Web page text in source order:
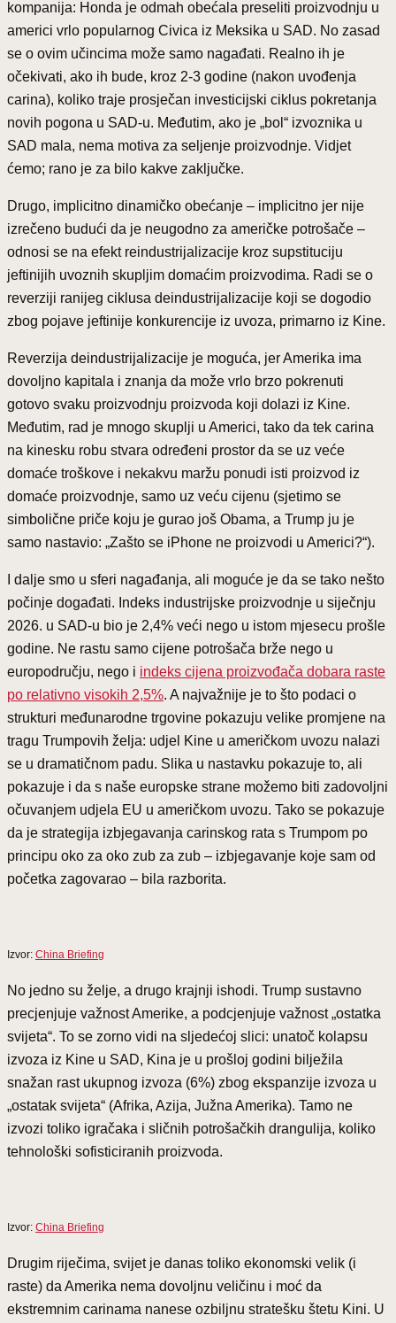
kompanija: Honda je odmah obećala preseliti proizvodnju u
americi vrlo popularnog Civica iz Meksika u SAD. No zasad
se o ovim učincima može samo nagađati. Realno ih je
očekivati, ako ih bude, kroz 2-3 godine (nakon uvođenja
carina), koliko traje prosječan investicijski ciklus pokretanja
novih pogona u SAD-u. Međutim, ako je „bol“ izvoznika u
SAD mala, nema motiva za seljenje proizvodnje. Vidjet
ćemo; rano je za bilo kakve zaključke.
Drugo, implicitno dinamičko obećanje – implicitno jer nije
izrečeno budući da je neugodno za američke potrošače –
odnosi se na efekt reindustrijalizacije kroz supstituciju
jeftinijih uvoznih skupljim domaćim proizvodima. Radi se o
reverziji ranijeg ciklusa deindustrijalizacije koji se dogodio
zbog pojave jeftinije konkurencije iz uvoza, primarno iz Kine.
Reverzija deindustrijalizacije je moguća, jer Amerika ima
dovoljno kapitala i znanja da može vrlo brzo pokrenuti
gotovo svaku proizvodnju proizvoda koji dolazi iz Kine.
Međutim, rad je mnogo skuplji u Americi, tako da tek carina
na kinesku robu stvara određeni prostor da se uz veće
domaće troškove i nekakvu maržu ponudi isti proizvod iz
domaće proizvodnje, samo uz veću cijenu (sjetimo se
simbolične priče koju je gurao još Obama, a Trump ju je
samo nastavio: „Zašto se iPhone ne proizvodi u Americi?“).
I dalje smo u sferi nagađanja, ali moguće je da se tako nešto
počinje događati. Indeks industrijske proizvodnje u siječnju
2026. u SAD-u bio je 2,4% veći nego u istom mjesecu prošle
godine. Ne rastu samo cijene potrošača brže nego u
europodručju, nego i indeks cijena proizvođača dobara raste
po relativno visokih 2,5%. A najvažnije je to što podaci o
strukturi međunarodne trgovine pokazuju velike promjene na
tragu Trumpovih želja: udjel Kine u američkom uvozu nalazi
se u dramatičnom padu. Slika u nastavku pokazuje to, ali
pokazuje i da s naše europske strane možemo biti zadovoljni
očuvanjem udjela EU u američkom uvozu. Tako se pokazuje
da je strategija izbjegavanja carinskog rata s Trumpom po
principu oko za oko zub za zub – izbjegavanje koje sam od
početka zagovarao – bila razborita.
Izvor: China Briefing
No jedno su želje, a drugo krajnji ishodi. Trump sustavno
precjenjuje važnost Amerike, a podcjenjuje važnost „ostatka
svijeta“. To se zorno vidi na sljedećoj slici: unatoč kolapsu
izvoza iz Kine u SAD, Kina je u prošloj godini bilježila
snažan rast ukupnog izvoza (6%) zbog ekspanzije izvoza u
„ostatak svijeta“ (Afrika, Azija, Južna Amerika). Tamo ne
izvozi toliko igračaka i sličnih potrošačkih drangulija, koliko
tehnološki sofisticiranih proizvoda.
Izvor: China Briefing
Drugim riječima, svijet je danas toliko ekonomski velik (i
raste) da Amerika nema dovoljnu veličinu i moć da
ekstremnim carinama nanese ozbiljnu stratešku štetu Kini. U